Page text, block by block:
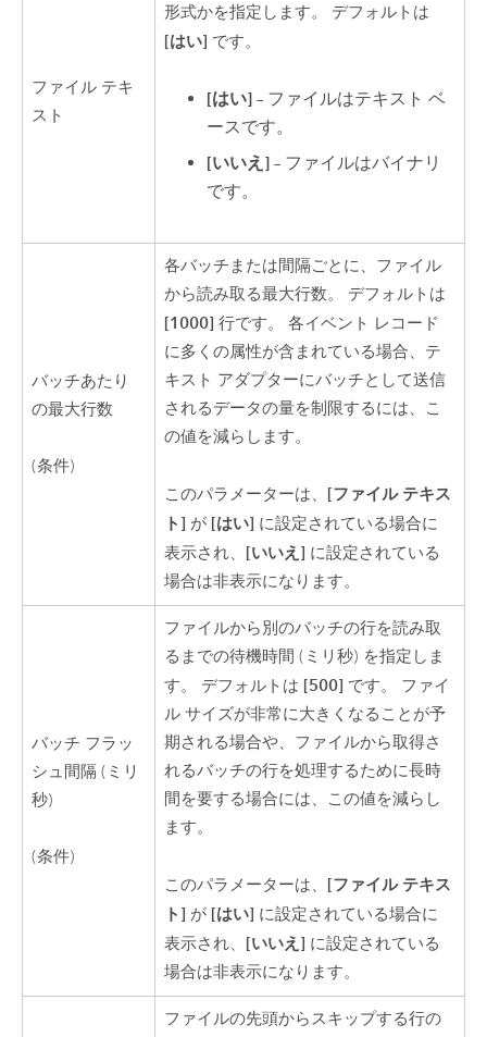
ファイル テキ
スト
形式かを指定します。 デフォルトは
[はい] です。
[はい] – ファイルはテキスト ベ
ースです。
[いいえ] – ファイルはバイナリ
です。
バッチあたり
の最大行数
(条件)
各バッチまたは間隔ごとに、ファイル
から読み取る最大行数。 デフォルトは
[1000] 行です。 各イベント レコード
に多くの属性が含まれている場合、テ
キスト アダプターにバッチとして送信
されるデータの量を制限するには、こ
の値を減らします。
このパラメーターは、 [ファイル テキス
ト] が [はい] に設定されている場合に
表示され、 [いいえ] に設定されている
場合は非表示になります。
バッチ フラッ
シュ間隔 (ミリ
秒)
(条件)
ファイルから別のバッチの行を読み取
るまでの待機時間 (ミリ秒) を指定しま
す。 デフォルトは [500] です。 ファイ
ル サイズが非常に大きくなることが予
期される場合や、ファイルから取得さ
れるバッチの行を処理するために長時
間を要する場合には、この値を減らし
ます。
このパラメーターは、 [ファイル テキス
ト] が [はい] に設定されている場合に
表示され、 [いいえ] に設定されている
場合は非表示になります。
ファイルの先頭からスキップする行の